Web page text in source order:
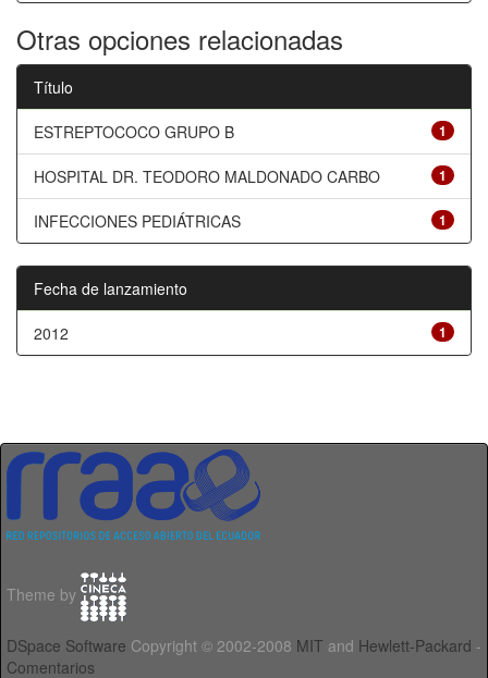
Otras opciones relacionadas
Título
1
ESTREPTOCOCO GRUPO B
1
HOSPITAL DR. TEODORO MALDONADO CARBO
1
INFECCIONES PEDIÁTRICAS
Fecha de lanzamiento
1
2012
Theme by
DSpace Software Copyright © 2002-2008 MIT and Hewlett-Packard -
Comentarios